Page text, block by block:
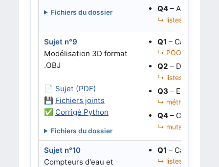
Fichiers du dossier Q4 – Aligner
↳ listes,
Sujet n°9
Modélisation 3D format
.OBJ
📄 Sujet (PDF)
💾 Fichiers joints
✅ Corrigé Python
Fichiers du dossier
Q1 – Calculer la
↳ POO, sommets
Q2 – Déterminer
↳ listes d’objets,
Q3 – Estimer un
↳ méthode de
Q4 – Corriger
↳ mutation
Sujet n°10
Compteurs d'eau et
Q1 – Calculer
↳ listes de